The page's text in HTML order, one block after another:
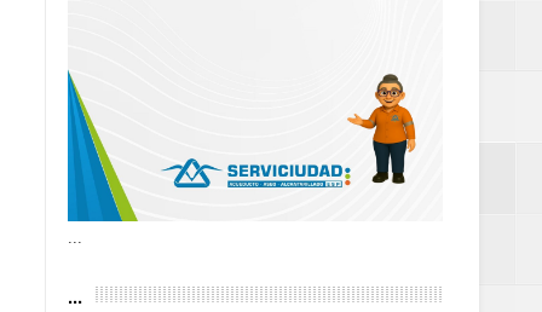
sin
Gobierno de
de la Mujer
...